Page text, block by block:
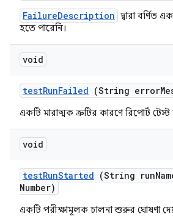
FailureDescription দ্বারা বর্ণিত
হতে পারেনি।
void
testRunFailed (String error
একটি মারাত্মক ত্রুটির কারণে রিপোর্ট টেস্ট
void
testRunStarted (String run
Number)
একটি পরীক্ষামূলক চালনা শুরুর ঘোষণা